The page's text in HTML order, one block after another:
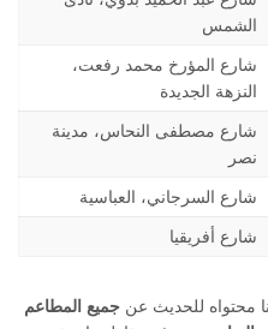
الشمس
شارع المؤرخ محمد رفعت،
النزهة الجديدة
شارع مصطفى النحاس، مدينة
نصر
شارع السرجاني، العباسية
شارع أفريقيا
محتواه للحديث عن جميع المطاعم